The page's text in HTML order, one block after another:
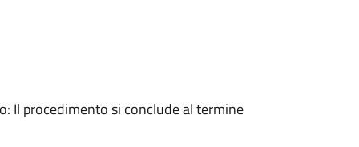
Il procedimento si conclude al termine